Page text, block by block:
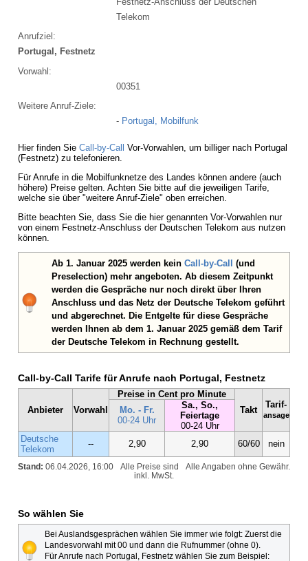
Telekom
Anrufziel:
Portugal, Festnetz
Vorwahl:
00351
Weitere Anruf-Ziele:
- Portugal, Mobilfunk
Hier finden Sie Call-by-Call Vor-Vorwahlen, um billiger nach Portugal
(Festnetz) zu telefonieren.
Für Anrufe in die Mobilfunknetze des Landes können andere (auch
höhere) Preise gelten. Achten Sie bitte auf die jeweiligen Tarife,
welche sie über "weitere Anruf-Ziele" oben erreichen.
Bitte beachten Sie, dass Sie die hier genannten Vor-Vorwahlen nur
von einem Festnetz-Anschluss der Deutschen Telekom aus nutzen
können.
Ab 1. Januar 2025 werden kein Call-by-Call (und
Preselection) mehr angeboten. Ab diesem Zeitpunkt
werden die Gespräche nur noch direkt über Ihren
Anschluss und das Netz der Deutsche Telekom geführt
und abgerechnet. Die Entgelte für diese Gespräche
werden Ihnen ab dem 1. Januar 2025 gemäß dem Tarif
der Deutsche Telekom in Rechnung gestellt.
Call-by-Call Tarife für Anrufe nach Portugal, Festnetz
Anbieter Vorwahl
Preise in Cent pro Minute
Takt
Tarif-
ansage
Mo. - Fr.
00-24 Uhr
Sa., So.,
Feiertage
00-24 Uhr
Deutsche
Telekom
-- 2,90 2,90 60/60 nein
Stand: 06.04.2026, 16:00 Alle Angaben ohne Gewähr.
Alle Preise sind
inkl. MwSt.
So wählen Sie
Bei Auslandsgesprächen wählen Sie immer wie folgt: Zuerst die
Landesvorwahl mit 00 und dann die Rufnummer (ohne 0).
Für Anrufe nach Portugal, Festnetz wählen Sie zum Beispiel: